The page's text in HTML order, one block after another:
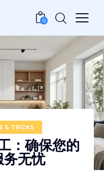
0
& TRICKS
：确保您的
无忧